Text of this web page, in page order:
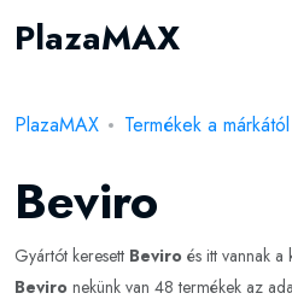
PlazaMAX
PlazaMAX Termékek a
Beviro
Gyártót keresett Beviro és itt vannak a
Beviro nekünk van 48 termékek az